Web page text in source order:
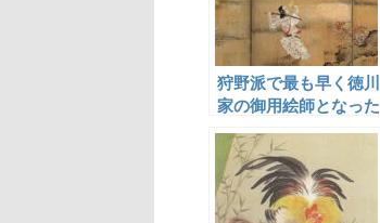
狩野派で最も早く徳川
家の御用絵師となった